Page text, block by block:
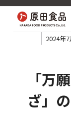
2024年
「万
ざ」